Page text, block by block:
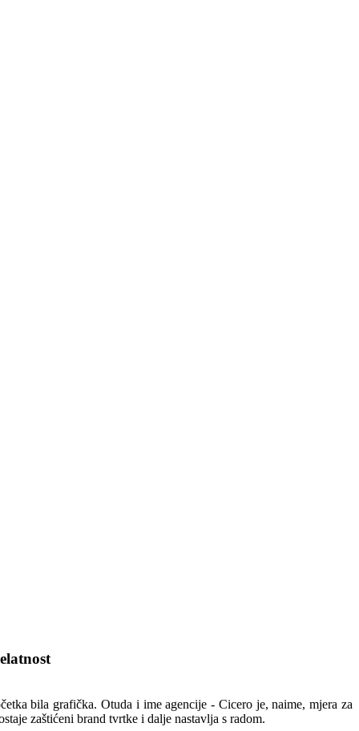
bila grafička. Otuda i ime agencije - Cicero je, naime, mjera za
zaštićeni brand tvrtke i dalje nastavlja s radom.